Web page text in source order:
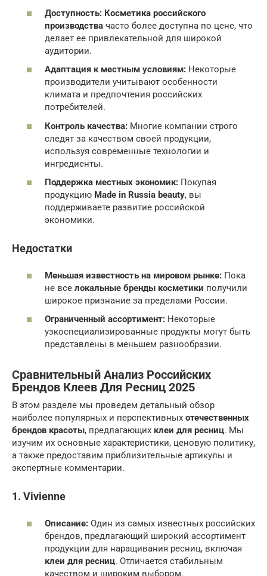
Доступность: Косметика российского
производства часто более доступна по цене, что
делает ее привлекательной для широкой
аудитории.
Адаптация к местным условиям: Некоторые
производители учитывают особенности
климата и предпочтения российских
потребителей.
Контроль качества: Многие компании строго
следят за качеством своей продукции,
используя современные технологии и
ингредиенты.
Поддержка местных экономик: Покупая
продукцию Made in Russia beauty, вы
поддерживаете развитие российской
экономики.
Недостатки
Меньшая известность на мировом рынке: Пока
не все локальные бренды косметики получили
широкое признание за пределами России.
Ограниченный ассортимент: Некоторые
узкоспециализированные продукты могут быть
представлены в меньшем разнообразии.
Сравнительный Анализ Российских
Брендов Клеев Для Ресниц 2025
В этом разделе мы проведем детальный обзор
наиболее популярных и перспективных отечественных
брендов красоты, предлагающих клеи для ресниц. Мы
изучим их основные характеристики, ценовую политику,
а также предоставим приблизительные артикулы и
экспертные комментарии.
1. Vivienne
Описание: Один из самых известных российских
брендов, предлагающий широкий ассортимент
продукции для наращивания ресниц, включая
клеи для ресниц. Отличается стабильным
качеством и широким выбором.